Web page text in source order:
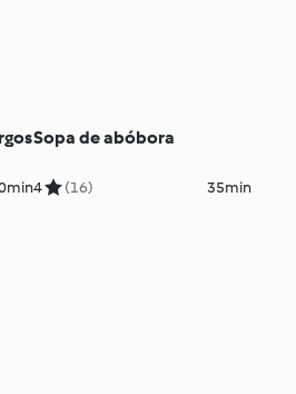
Sopa de abóbora
4 (16) 35min